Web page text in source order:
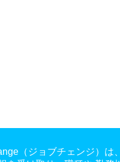
（ジョブチェンジ）は